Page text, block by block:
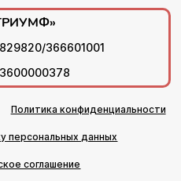
366601001
Политика конфиденциальности
персональных данных
соглашение